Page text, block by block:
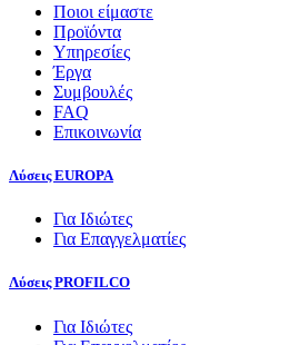
Ποιοι είμαστε
Προϊόντα
Υπηρεσίες
Έργα
Συμβουλές
FAQ
Επικοινωνία
Λύσεις EUROPA
Για Ιδιώτες
Για Επαγγελματίες
Λύσεις PROFILCO
Για Ιδιώτες